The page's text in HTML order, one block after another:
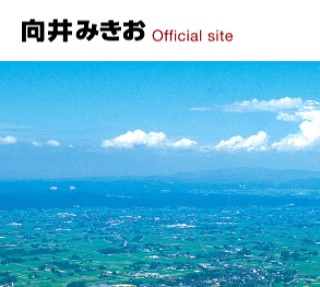
HOME
プロフィール
政策
活動報告